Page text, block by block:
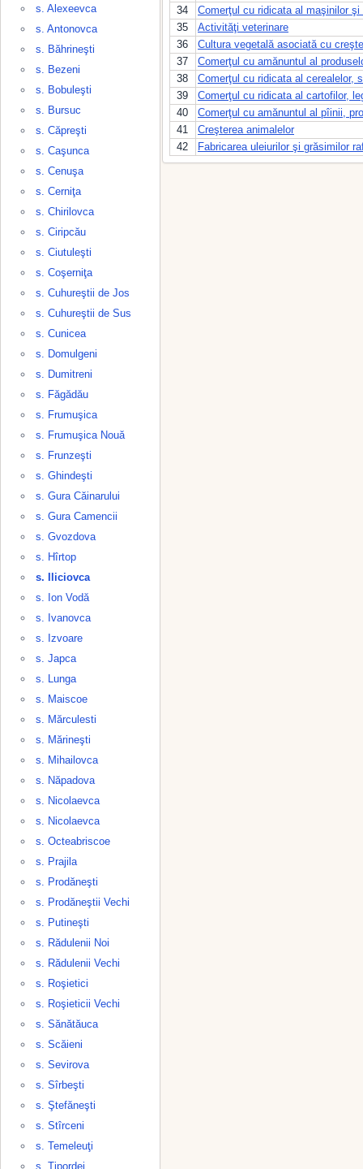
s. Alexeevca
s. Antonovca
s. Băhrineşti
s. Bezeni
s. Bobuleşti
s. Bursuc
s. Căpreşti
s. Caşunca
s. Cenuşa
s. Cerniţa
s. Chirilovca
s. Ciripcău
s. Ciutuleşti
s. Coşerniţa
s. Cuhureştii de Jos
s. Cuhureştii de Sus
s. Cunicea
s. Domulgeni
s. Dumitreni
s. Făgădău
s. Frumuşica
s. Frumuşica Nouă
s. Frunzeşti
s. Ghindeşti
s. Gura Căinarului
s. Gura Camencii
s. Gvozdova
s. Hîrtop
s. Iliciovca
s. Ion Vodă
s. Ivanovca
s. Izvoare
s. Japca
s. Lunga
s. Maiscoe
s. Mărculesti
s. Mărineşti
s. Mihailovca
s. Năpadova
s. Nicolaevca
s. Nicolaevca
s. Octeabriscoe
s. Prajila
s. Prodăneşti
s. Prodăneştii Vechi
s. Putineşti
s. Rădulenii Noi
s. Rădulenii Vechi
s. Roşietici
s. Roşieticii Vechi
s. Sănătăuca
s. Scăieni
s. Sevirova
s. Sîrbeşti
s. Ştefăneşti
s. Stîrceni
s. Temeleuţi
s. Ţipordei
34
Comerţul cu ridicata al maşinilor
35
Activităţi veterinare
36
Cultura vegetală asociată cu
37
Comerţul cu amănuntul al
38
Comerţul cu ridicata al cerealelor,
39
Comerţul cu ridicata al cartofilor,
40
Comerţul cu amănuntul al pîinii,
41
Creşterea animalelor
42
Fabricarea uleiurilor şi grăsimilor